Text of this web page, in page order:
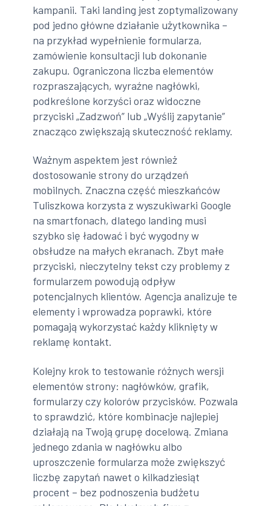
kampanii. Taki landing jest zoptymalizowany
pod jedno główne działanie użytkownika –
na przykład wypełnienie formularza,
zamówienie konsultacji lub dokonanie
zakupu. Ograniczona liczba elementów
rozpraszających, wyraźne nagłówki,
podkreślone korzyści oraz widoczne
przyciski „Zadzwoń” lub „Wyślij zapytanie”
znacząco zwiększają skuteczność reklamy.
Ważnym aspektem jest również
dostosowanie strony do urządzeń
mobilnych. Znaczna część mieszkańców
Tuliszkowa korzysta z wyszukiwarki Google
na smartfonach, dlatego landing musi
szybko się ładować i być wygodny w
obsłudze na małych ekranach. Zbyt małe
przyciski, nieczytelny tekst czy problemy z
formularzem powodują odpływ
potencjalnych klientów. Agencja analizuje te
elementy i wprowadza poprawki, które
pomagają wykorzystać każdy kliknięty w
reklamę kontakt.
Kolejny krok to testowanie różnych wersji
elementów strony: nagłówków, grafik,
formularzy czy kolorów przycisków. Pozwala
to sprawdzić, które kombinacje najlepiej
działają na Twoją grupę docelową. Zmiana
jednego zdania w nagłówku albo
uproszczenie formularza może zwiększyć
liczbę zapytań nawet o kilkadziesiąt
procent – bez podnoszenia budżetu